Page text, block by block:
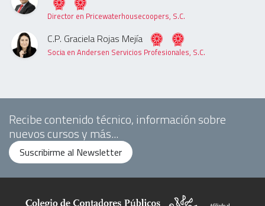
Director en Pricewaterhousecoopers, S.C.
C.P. Graciela Rojas Mejía
Socia en Andersen Servicios Profesionales, S.C.
Recibe contenido técnico, información sobre
nuevos cursos y más...
Suscribirme al Newsletter